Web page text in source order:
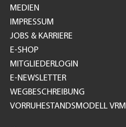
MEDIEN
IMPRESSUM
JOBS & KARRIERE
E-SHOP
MITGLIEDERLOGIN
E-NEWSLETTER
WEGBESCHREIBUNG
VORRUHESTANDSMODELL VRM